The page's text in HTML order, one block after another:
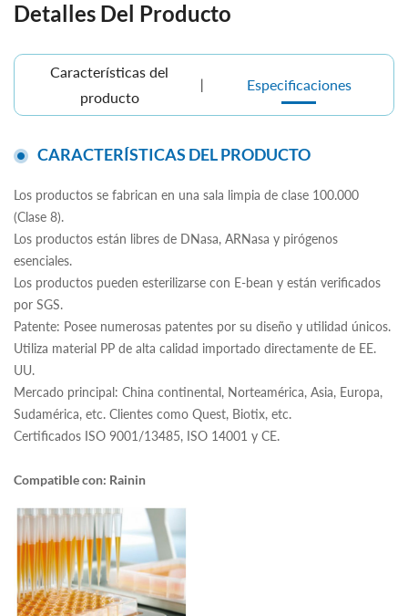
Detalles Del Producto
Características del
producto
Especificaciones
CARACTERÍSTICAS DEL PRODUCTO
Los productos se fabrican en una sala limpia de clase 100.000
(Clase 8).
Los productos están libres de DNasa, ARNasa y pirógenos
esenciales.
Los productos pueden esterilizarse con E-bean y están verificados
por SGS.
Patente: Posee numerosas patentes por su diseño y utilidad únicos.
Utiliza material PP de alta calidad importado directamente de EE.
UU.
Mercado principal: China continental, Norteamérica, Asia, Europa,
Sudamérica, etc. Clientes como Quest, Biotix, etc.
Certificados ISO 9001/13485, ISO 14001 y CE.
Compatible con: Rainin